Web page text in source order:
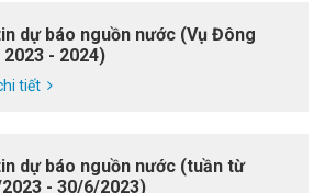
dự báo nguồn nước (Vụ Đông
2023 - 2024)
tiết
dự báo nguồn nước (tuần từ
- 30/6/2023)